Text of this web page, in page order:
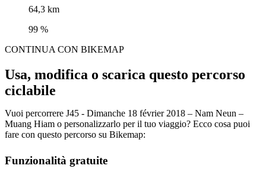
64,3 km
99 %
CONTINUA CON BIKEMAP
Usa, modifica o scarica questo percorso
ciclabile
Vuoi percorrere J45 - Dimanche 18 février 2018 – Nam Neun –
Muang Hiam o personalizzarlo per il tuo viaggio? Ecco cosa puoi
fare con questo percorso su Bikemap:
Funzionalità gratuite